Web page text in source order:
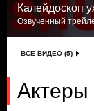
Калейдоскоп
Озвученный
ВСЕ ВИДЕО (5)
Актеры